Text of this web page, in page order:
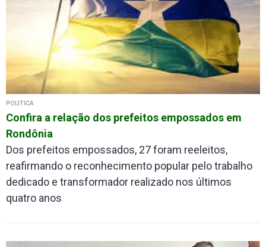
POLÍTICA
Confira a relação dos prefeitos empossados em
Rondônia
Dos prefeitos empossados, 27 foram reeleitos,
reafirmando o reconhecimento popular pelo trabalho
dedicado e transformador realizado nos últimos
quatro anos